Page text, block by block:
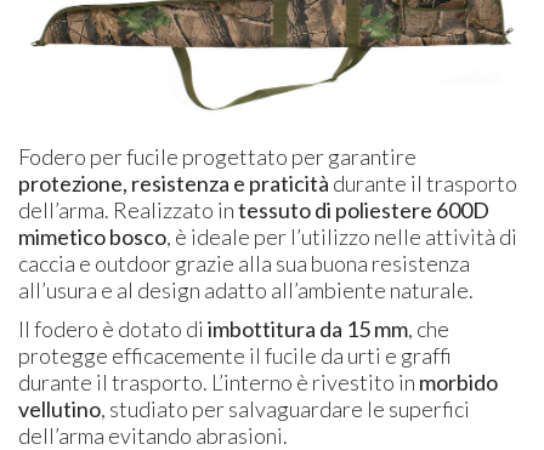
Fodero per fucile progettato per garantire
protezione, resistenza e praticità durante il trasporto
dell’arma. Realizzato intessuto di poliestere 600D
mimetico bosco, è ideale per l’utilizzo nelle attività di
caccia e outdoor grazie alla sua buona resistenza
all’usura e al design adatto all’ambiente naturale.
Il fodero è dotato diimbottitura da 15 mm, che
protegge efficacemente il fucile da urti e graffi
durante il trasporto. L’interno è rivestito in morbido
vellutino, studiato per salvaguardare le superfici
dell’arma evitando abrasioni.